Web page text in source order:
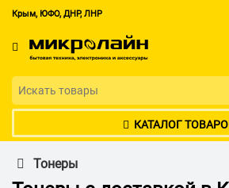
Крым, ЮФО, ДНР, ЛНР
КАТАЛОГ
Тонеры